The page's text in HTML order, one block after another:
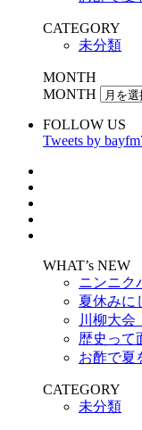
CATEGORY
未分類
MONTH
MONTH
FOLLOW US
Tweets by
WHAT’s NEW
ニンニク
夏休みに
川柳大会
歴史って
お酢で夏
CATEGORY
未分類